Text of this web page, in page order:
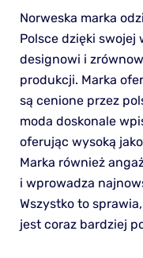
Norweska marka
Polsce dzięki swojej
designowi i
produkcji. Marka
są cenione przez
moda doskonale
oferując wysoką
Marka również
i wprowadza
Wszystko to
jest coraz bardziej